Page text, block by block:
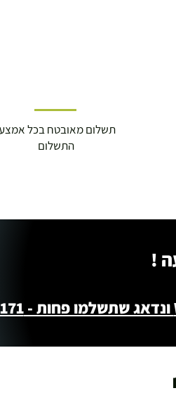
תשלום מאובטח בכל
התשלום
!